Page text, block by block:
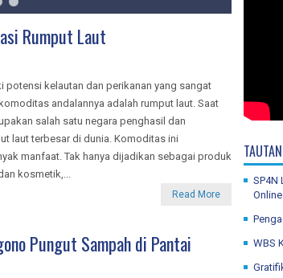
Rumput Laut
potensi kelautan dan perikanan yang sangat
andalannya adalah rumput laut. Saat
salah satu negara penghasil dan
laut terbesar di dunia. Komoditas ini
manfaat. Tak hanya dijadikan sebagai produk
kosmetik,...
Read More
Pungut Sampah di Pantai
SP4N
WBS